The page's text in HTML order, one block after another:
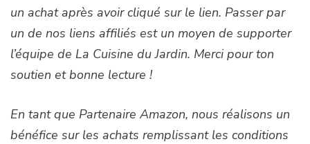
un achat après avoir cliqué sur le lien. Passer par
un de nos liens affiliés est un moyen de supporter
l’équipe de La Cuisine du Jardin. Merci pour ton
soutien et bonne lecture !
En tant que Partenaire Amazon, nous réalisons un
bénéfice sur les achats remplissant les conditions